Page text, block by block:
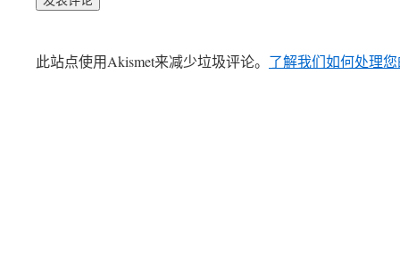
此站点使用Akismet来减少垃圾评论。 了解我们如何处理